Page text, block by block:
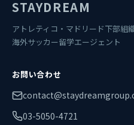
STAYDREAM
アトレティコ・マドリード下部組
海外サッカー留学エージェント
お問い合わせ
03-5050-4721